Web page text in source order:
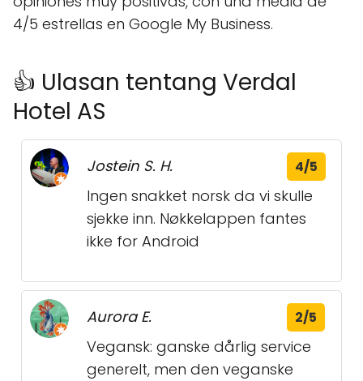
4/5 estrellas en Google My Business.
👍 Ulasan tentang Verdal
Hotel AS
Jostein S. H. 4/5
Ingen snakket norsk da vi skulle
sjekke inn. Nøkkelappen fantes
ikke for Android
Aurora E. 2/5
Vegansk: ganske dårlig service
generelt, men den veganske